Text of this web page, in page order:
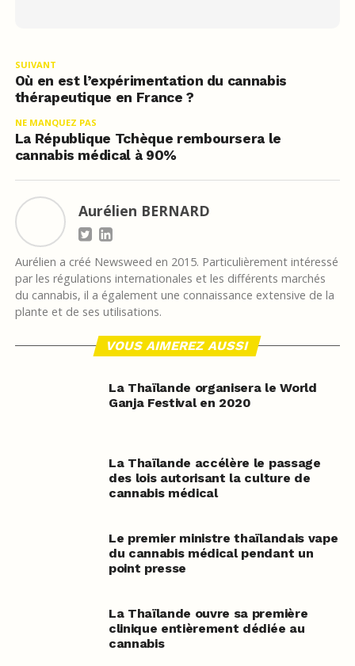
SUIVANT
Où en est l’expérimentation du cannabis
thérapeutique en France ?
NE MANQUEZ PAS
La République Tchèque remboursera le
cannabis médical à 90%
Aurélien BERNARD
Aurélien a créé Newsweed en 2015. Particulièrement intéressé
par les régulations internationales et les différents marchés
du cannabis, il a également une connaissance extensive de la
plante et de ses utilisations.
VOUS AIMEREZ AUSSI
La Thaïlande organisera le World
Ganja Festival en 2020
La Thaïlande accélère le passage
des lois autorisant la culture de
cannabis médical
Le premier ministre thaïlandais vape
du cannabis médical pendant un
point presse
La Thaïlande ouvre sa première
clinique entièrement dédiée au
cannabis